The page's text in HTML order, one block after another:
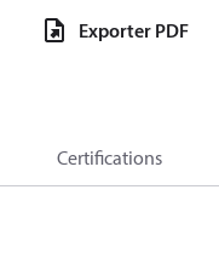
Exporter PDF
Certifications